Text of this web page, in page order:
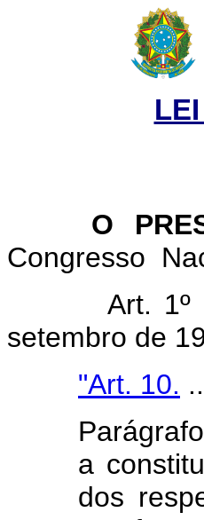
O
Congresso
Art.
setembro de
"Art. 10.
a
dos